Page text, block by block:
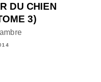
DU CHIEN
3)